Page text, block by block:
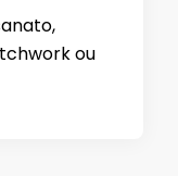
ou